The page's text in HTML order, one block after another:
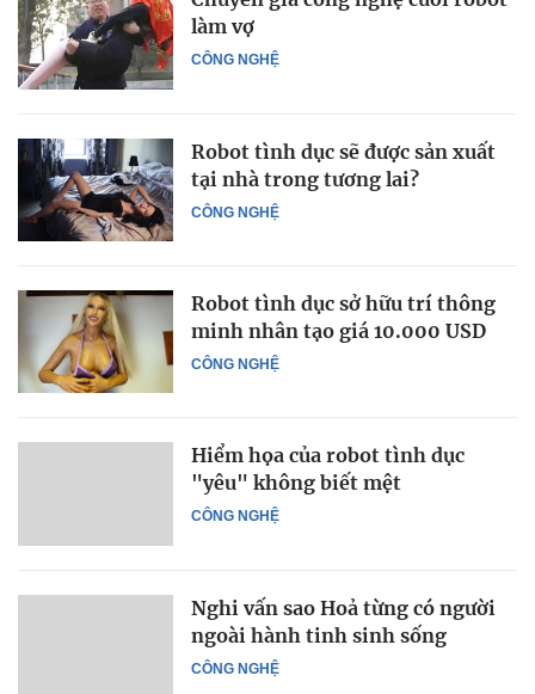
CÔNG NGHỆ
làm vợ
CÔNG NGHỆ
Robot tình dục sẽ được sản xuất
tại nhà trong tương lai?
CÔNG NGHỆ
Robot tình dục sở hữu trí thông
minh nhân tạo giá 10.000 USD
CÔNG NGHỆ
Hiểm họa của robot tình dục
"yêu" không biết mệt
CÔNG NGHỆ
Nghi vấn sao Hoả từng có người
ngoài hành tinh sinh sống